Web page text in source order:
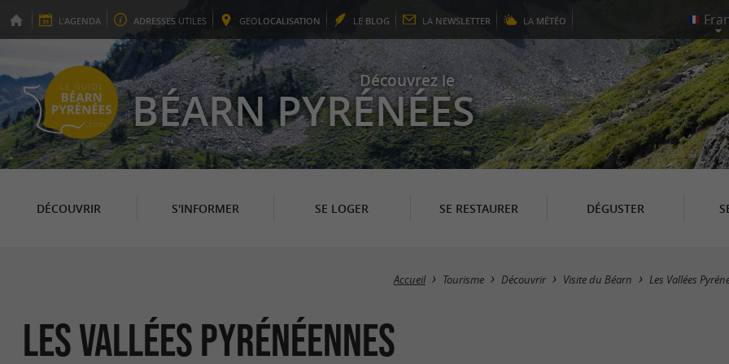
L'AGENDA ADRESSES UTILES GEOLOCALISATION LE BLOG LA NEWSLETTER LA MÉTÉO
Découvrez le
BÉARN PYRÉNÉES
DÉCOUVRIR S'INFORMER SE LOGER SE RESTAURER DÉGUSTER
Accueil Tourisme Découvrir Visite du Béarn Les Vallées
Les Vallées Pyrénéennes